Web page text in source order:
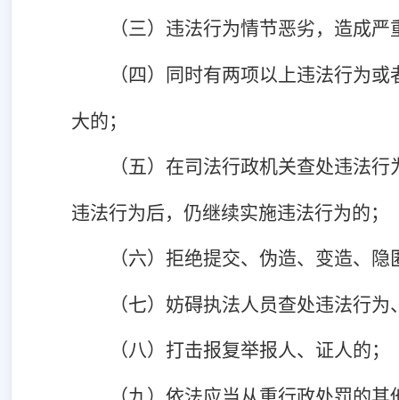
（三）违法行为情节恶劣，造成严
（四）同时有两项以上违法行为
大的；
（五）在司法行政机关查处违法
违法行为后，仍继续实施违法行为的；
（六）拒绝提交、伪造、变造、
（七）妨碍执法人员查处违法行
（八）打击报复举报人、证人的；